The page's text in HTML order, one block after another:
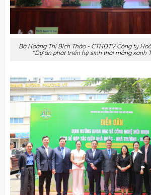
Bà Hoàng Thị Bích Thảo - CTHĐTV Công ty
"Dự án phát triển hệ sinh thái mảng xanh